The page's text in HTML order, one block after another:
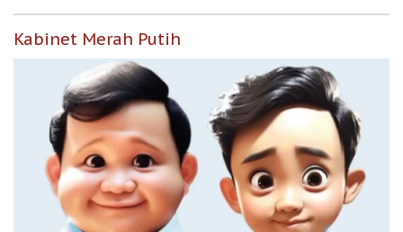
Kabinet Merah Putih